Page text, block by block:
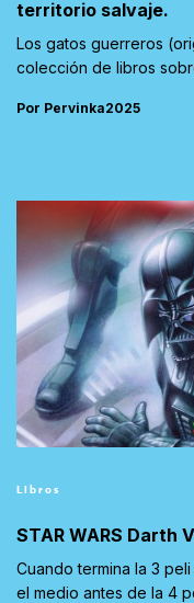
territorio salvaje.
Los gatos guerreros
colección de libros
Por Pervinka2025
Libros
STAR WARS Darth
Cuando termina la 3
el medio antes de la 4